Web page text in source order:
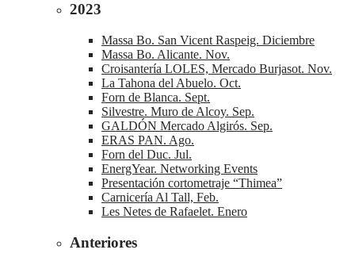
2023
Massa Bo. San Vicent Raspeig. Diciembre
Massa Bo. Alicante. Nov.
Croisantería LOLES, Mercado Burjasot. Nov.
La Tahona del Abuelo. Oct.
Forn de Blanca. Sept.
Silvestre. Muro de Alcoy. Sep.
GALDÓN Mercado Algirós. Sep.
ERAS PAN. Ago.
Forn del Duc. Jul.
EnergYear. Networking Events
Presentación cortometraje “Thimea”
Carnicería Al Tall, Feb.
Les Netes de Rafaelet. Enero
Anteriores